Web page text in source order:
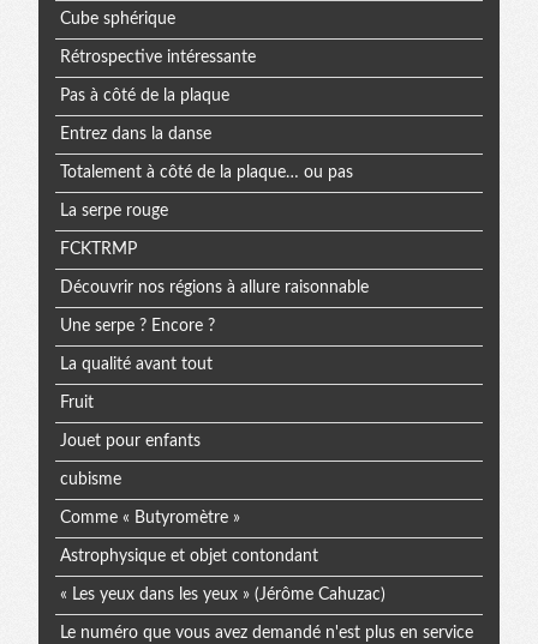
Cube sphérique
Rétrospective intéressante
Pas à côté de la plaque
Entrez dans la danse
Totalement à côté de la plaque… ou pas
La serpe rouge
FCKTRMP
Découvrir nos régions à allure raisonnable
Une serpe ? Encore ?
La qualité avant tout
Fruit
Jouet pour enfants
cubisme
Comme « Butyromètre »
Astrophysique et objet contondant
« Les yeux dans les yeux » (Jérôme Cahuzac)
Le numéro que vous avez demandé n'est plus en service